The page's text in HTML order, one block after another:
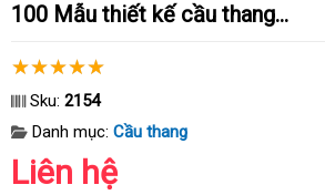
100 Mẫu thiết kế cầu thang...
Sku: 2154
Danh mục: Cầu thang
Liên hệ